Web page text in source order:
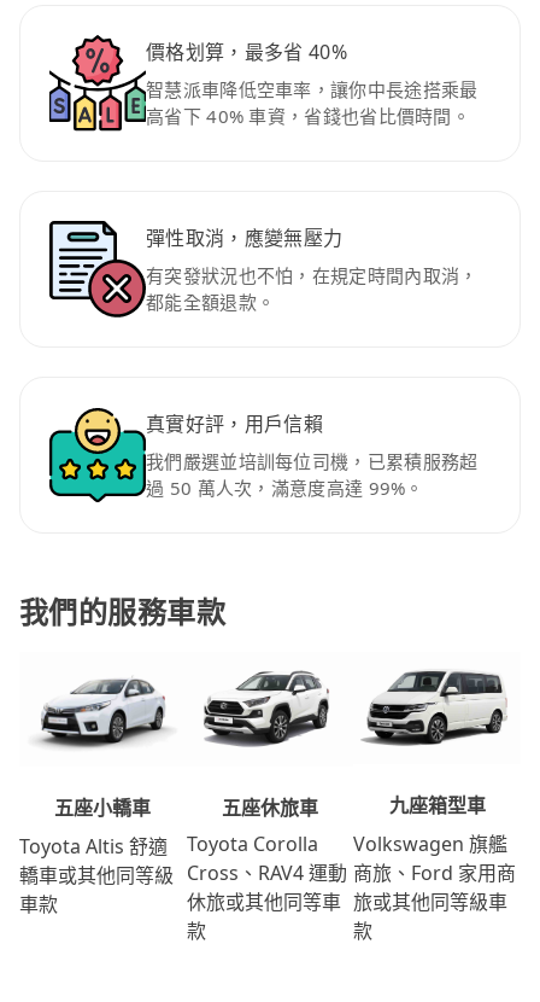
價格划算，最多省 40%
智慧派車降低空車率，讓你中長途搭乘最
高省下 40% 車資，省錢也省比價時間。
彈性取消，應變無壓力
有突發狀況也不怕，在規定時間內取消，
都能全額退款。
真實好評，用戶信賴
我們嚴選並培訓每位司機，已累積服務超
過 50 萬人次，滿意度高達 99%。
我們的服務車款
五座小轎車
Toyota Altis 舒適
轎車或其他同等級
車款
五座休旅車
Toyota Corolla
Cross、RAV4 運動
休旅或其他同等車
款
九座箱型車
Volkswagen 旗艦
商旅、Ford 家用商
旅或其他同等級車
款